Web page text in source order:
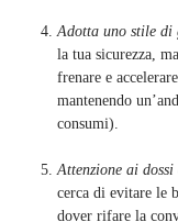
Adotta uno stile di
la tua sicurezza,
frenare e
mantenendo
consumi).
Attenzione ai dossi
cerca di evitare le
dover rifare la